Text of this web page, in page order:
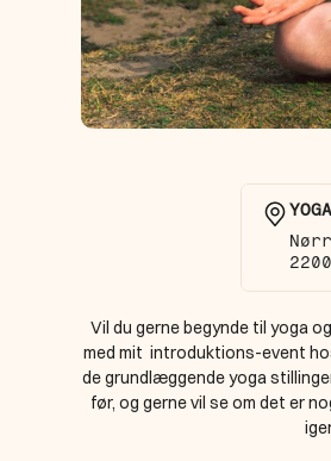
Vil du gerne begynde til yoga
med mit  introduktions-event
de grundlæggende yoga
før, og gerne vil se om det er